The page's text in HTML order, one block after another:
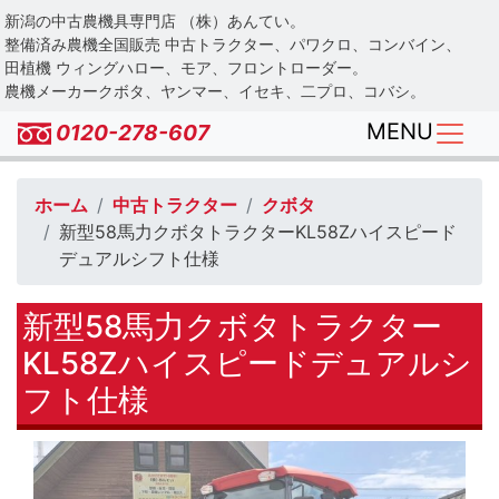
Skip
to
main
content
新潟の中古農機具専門店 （株）あんてい。
整備済み農機全国販売 中古トラクター、パワクロ、コンバイン、
田植機 ウィングハロー、モア、フロントローダー。
農機メーカークボタ、ヤンマー、イセキ、二プロ、コバシ。
0120-278-607 MENU
ホーム 中古トラクター
クボタ
新型58馬力クボタトラクターKL58Zハイスピード
デュアルシフト仕様
新型58馬力クボタトラクター
KL58Zハイスピードデュアルシ
フト仕様